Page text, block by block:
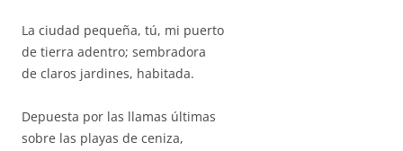
La ciudad pequeña, tú, mi puerto
de tierra adentro; sembradora
de claros jardines, habitada.
Depuesta por las llamas últimas
sobre las playas de ceniza,